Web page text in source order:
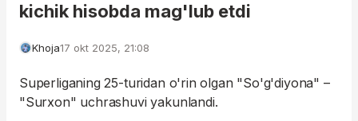
kichik hisobda mag'lub etdi
Khoja17 okt 2025, 21:08
Superliganing 25-turidan o'rin olgan "So'g'diyona" –
"Surxon" uchrashuvi yakunlandi.